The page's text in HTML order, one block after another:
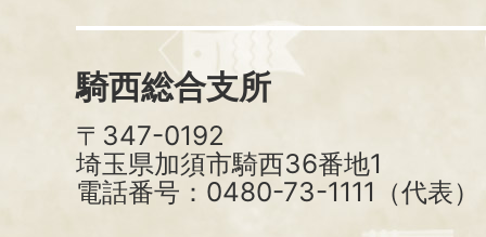
騎西総合支所
〒347-0192
埼玉県加須市騎西36番地1
電話番号：0480-73-1111（代表）